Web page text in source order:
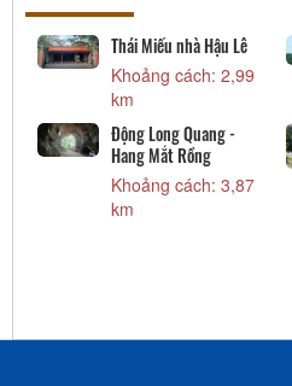
Đồi Quyết Thắng
Khoảng cách: 3,03
DT địa điểm lịch sử và
thắng cảnh Rừng
Thông
Khoảng cách: 4,35